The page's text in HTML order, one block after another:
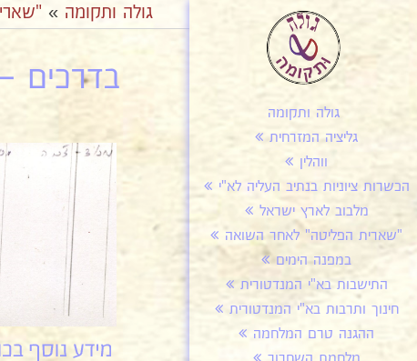
גולה ותקומה
גליציה המזרחית
ווהלין
הכשרות ציוניות בנתיב העליה לא"י
מלבוב לארץ ישראל
"שארית הפליטה" לאחר השואה
במפנה הימים
התישבות בא"י המנדטורית
חינוך ותרבות בא"י המנדטורית
ההגנה טרם המלחמה
גולה ותקומה »
בדרכים –